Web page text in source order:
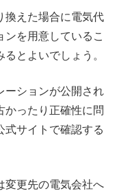
換えた場合に電気代
を用意しているこ
とよいでしょう。
ーションが公開され
かったり正確性に問
式サイトで確認する
変更先の電気会社へ